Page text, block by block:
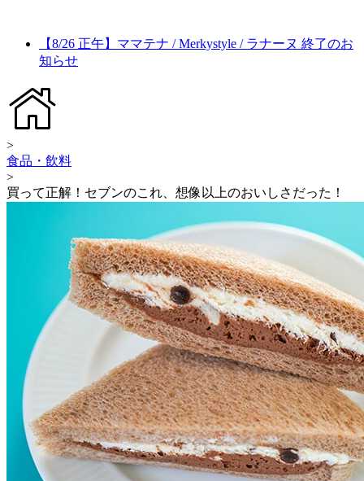
【8/26 正午】ママテナ / Merkystyle / ラナーヌ 終了のお
知らせ
>
食品・飲料
>
買って正解！セブンのこれ、想像以上のおいしさだった！